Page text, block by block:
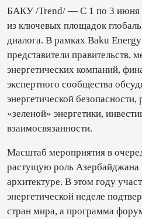
БАКУ /Trend/ — С 1 по 3 июня
из ключевых площадок
диалога. В рамках Baku
представители правительств,
энергетических компаний,
экспертного сообщества
энергетической
«зеленой» энергетики,
взаимосвязанности.
Масштаб мероприятия в
растущую роль Азербайджана
архитектуре. В этом году
энергетической неделе
стран мира, а программа